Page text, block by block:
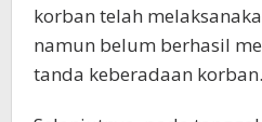
korban telah
namun belum berhasil
tanda keberadaan korban.